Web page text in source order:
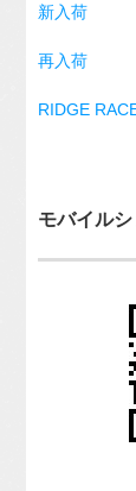
新入荷
再入荷
RIDGE
モバイル